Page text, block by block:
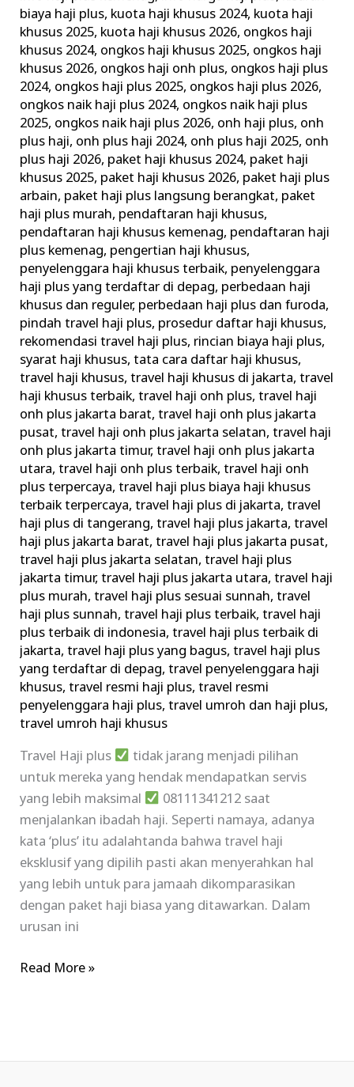
biaya haji plus, kuota haji khusus 2024, kuota haji
khusus 2025, kuota haji khusus 2026, ongkos haji
khusus 2024, ongkos haji khusus 2025, ongkos haji
khusus 2026, ongkos haji onh plus, ongkos haji plus
2024, ongkos haji plus 2025, ongkos haji plus 2026,
ongkos naik haji plus 2024, ongkos naik haji plus
2025, ongkos naik haji plus 2026, onh haji plus, onh
plus haji, onh plus haji 2024, onh plus haji 2025, onh
plus haji 2026, paket haji khusus 2024, paket haji
khusus 2025, paket haji khusus 2026, paket haji plus
arbain, paket haji plus langsung berangkat, paket
haji plus murah, pendaftaran haji khusus,
pendaftaran haji khusus kemenag, pendaftaran haji
plus kemenag, pengertian haji khusus,
penyelenggara haji khusus terbaik, penyelenggara
haji plus yang terdaftar di depag, perbedaan haji
khusus dan reguler, perbedaan haji plus dan furoda,
pindah travel haji plus, prosedur daftar haji khusus,
rekomendasi travel haji plus, rincian biaya haji plus,
syarat haji khusus,tata cara daftar haji khusus,
travel haji khusus,travel haji khusus di jakarta,travel
haji khusus terbaik,travel haji onh plus,travel haji
onh plus jakarta barat,travel haji onh plus jakarta
pusat,travel haji onh plus jakarta selatan,travel haji
onh plus jakarta timur,travel haji onh plus jakarta
utara,travel haji onh plus terbaik,travel haji onh
plus terpercaya,travel haji plus biaya haji khusus
terbaik terpercaya,travel haji plus di jakarta,travel
haji plus di tangerang,travel haji plus jakarta,travel
haji plus jakarta barat,travel haji plus jakarta pusat,
travel haji plus jakarta selatan,travel haji plus
jakarta timur,travel haji plus jakarta utara,travel haji
plus murah,travel haji plus sesuai sunnah,travel
haji plus sunnah,travel haji plus terbaik,travel haji
plus terbaik di indonesia,travel haji plus terbaik di
jakarta,travel haji plus yang bagus,travel haji plus
yang terdaftar di depag,travel penyelenggara haji
khusus,travel resmi haji plus,travel resmi
penyelenggara haji plus,travel umroh dan haji plus,
travel umroh haji khusus
Travel Haji plus
tidak jarang menjadi pilihan
untuk mereka yang hendak mendapatkan servis
yang lebih maksimal
08111341212 saat
menjalankan ibadah haji. Seperti namaya, adanya
kata ‘plus’ itu adalahtanda bahwa travel haji
eksklusif yang dipilih pasti akan menyerahkan hal
yang lebih untuk para jamaah dikomparasikan
dengan paket haji biasa yang ditawarkan. Dalam
urusan ini
Read More »